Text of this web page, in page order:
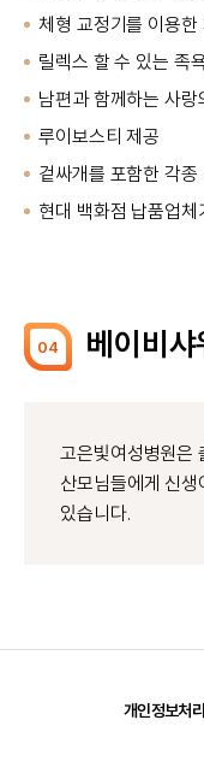
체형 교정기를 이용한
릴렉스 할 수 있는 족
남편과 함께하는 사랑
루이보스티 제공
겉싸개를 포함한 각종
현대 백화점 납품업체
04 베이비샤
고은빛여성병원은
산모님들에게 신
있습니다.
개인정보처